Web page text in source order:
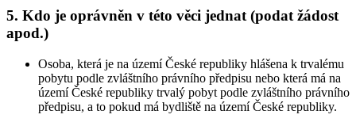
5. Kdo je oprávněn v této věci jednat (podat žádost
apod.)
Osoba, která je na území České republiky hlášena k trvalému
pobytu podle zvláštního právního předpisu nebo která má na
území České republiky trvalý pobyt podle zvláštního právního
předpisu, a to pokud má bydliště na území České republiky.